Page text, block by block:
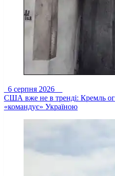
6 серпня 2026
США вже не в тренді: Кремль
«командує» Україною